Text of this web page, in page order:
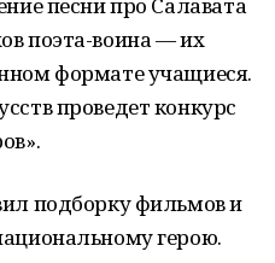
поэта-воина — их
формате учащиеся.
проведет конкурс
подборку фильмов и
герою.